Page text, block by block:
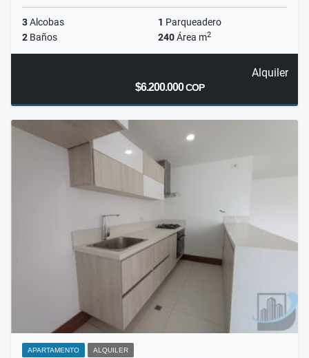
3Alcobas 1 Parqueadero
2 Baños 240Área m2
Alquiler
$6.200.000COP
APARTAMENTO ALQUILER